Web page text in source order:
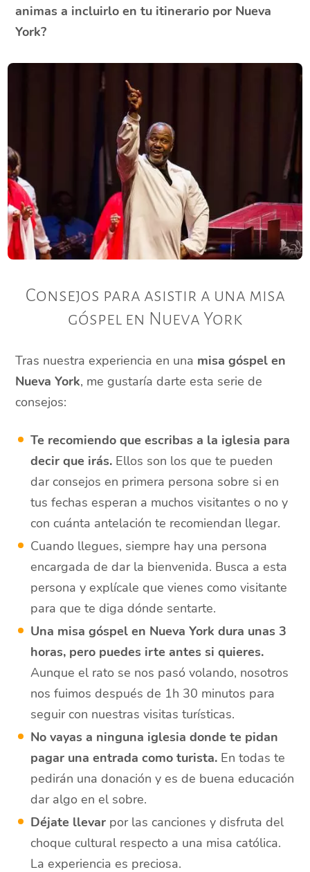
animas a incluirlo en tu itinerario por Nueva
York?
Consejos para asistir a una misa
góspel en Nueva York
Tras nuestra experiencia en una misa góspel en
Nueva York, me gustaría darte esta serie de
consejos:
Te recomiendo que escribas a la iglesia para
decir que irás. Ellos son los que te pueden
dar consejos en primera persona sobre si en
tus fechas esperan a muchos visitantes o no y
con cuánta antelación te recomiendan llegar.
Cuando llegues, siempre hay una persona
encargada de dar la bienvenida. Busca a esta
persona y explícale que vienes como visitante
para que te diga dónde sentarte.
Una misa góspel en Nueva York dura unas 3
horas, pero puedes irte antes si quieres.
Aunque el rato se nos pasó volando, nosotros
nos fuimos después de 1h 30 minutos para
seguir con nuestras visitas turísticas.
No vayas a ninguna iglesia donde te pidan
pagar una entrada como turista. En todas te
pedirán una donación y es de buena educación
dar algo en el sobre.
Déjate llevar por las canciones y disfruta del
choque cultural respecto a una misa católica.
La experiencia es preciosa.